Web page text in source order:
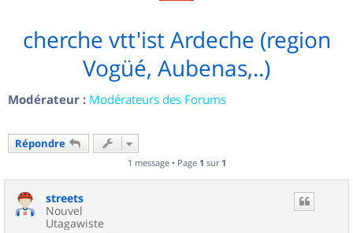
cherche vtt'ist Ardeche (region
Vogüé, Aubenas,..)
Modérateur : Modérateurs des Forums
Répondre
1 message • Page 1 sur 1
streets
Nouvel
Utagawiste